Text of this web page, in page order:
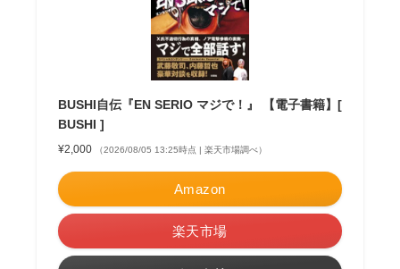
BUSHI自伝『EN SERIO マジで！』 【電子書籍】[
BUSHI ]
¥2,000 （2026/08/05 13:25時点 | 楽天市場調べ）
Amazon
楽天市場